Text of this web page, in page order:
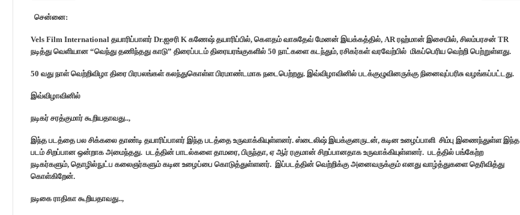
சென்னை:
Vels Film International தயாரிப்பாளர் Dr.ஐசரி K கணேஷ் தயாரிப்பில், கௌதம் வாசுதேவ் மேனன் இயக்கத்தில், AR ரஹ்மான் இசையில், சிலம்பரசன் TR
நடித்து வெளியான “வெந்து தணிந்தது காடு” திரைப்படம் திரையரங்குகளில் 50 நாட்களை கடந்தும், ரசிகர்கள் வரவேற்பில் மிகப்பெரிய வெற்றி பெற்றுள்ளது.
50 வது நாள் வெற்றிவிழா திரை பிரபலங்கள் கலந்துகொள்ள பிரமாண்டமாக நடைபெற்றது. இவ்விழாவினில் படக்குழுவினருக்கு நினைவுப்பரிசு வழங்கப்பட்டது.
இவ்விழாவினில்
நடிகர் சரத்குமார் கூறியதாவது..,
இந்த படத்தை பல சிக்கலை தாண்டி தயாரிப்பாளர் இந்த படத்தை உருவாக்கியுள்ளனர். ஸ்டைலிஷ் இயக்குனருடன், கடின உழைப்பாளி சிம்பு இணைந்துள்ள இந்த
படம் சிறப்பான ஒன்றாக அமைந்தது. படத்தின் பாடல்களை தாமரை, பிருந்தா, ஏ ஆர் ரகுமான் சிறப்பானதாக உருவாக்கியுள்ளனர். படத்தில் பங்கேற்ற
நடிகர்களும், தொழில்நுட்ப கலைஞர்களும் கடின உழைப்பை கொடுத்துள்ளனர். இப்படத்தின் வெற்றிக்கு அனைவருக்கும் எனது வாழ்த்துகளை தெரிவித்து
கொள்கிறேன்.
நடிகை ராதிகா கூறியதாவது..,